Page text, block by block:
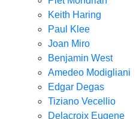
Keith Haring
Paul Klee
Joan Miro
Benjamin West
Amedeo Modigliani
Edgar Degas
Tiziano Vecellio
Delacroix Eugene